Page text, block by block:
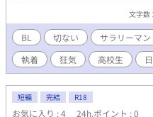
文字数
BL 切ない サラリーマン
執着
狂気 高校生
短編 完結 R18
お気に入り : 4 24h.ポイント : 0